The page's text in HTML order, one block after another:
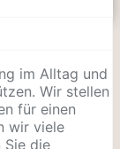
im Alltag und
Wir stellen
für einen
wir viele
Sie die